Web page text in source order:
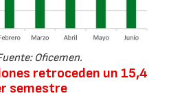
Oficemen.
retroceden un 15,4
semestre